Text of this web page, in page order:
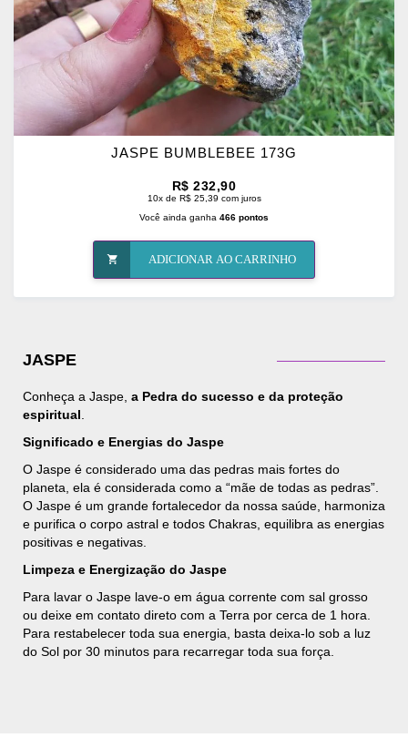
JASPE BUMBLEBEE 173G
R$ 232,90
10x de R$ 25,39 com juros
Você ainda ganha 466 pontos
ADICIONAR AO CARRINHO
JASPE
Conheça a Jaspe, a Pedra do sucesso e da proteção
espiritual.
Significado e Energias do Jaspe
O Jaspe é considerado uma das pedras mais fortes do
planeta, ela é considerada como a “mãe de todas as pedras”.
O Jaspe é um grande fortalecedor da nossa saúde, harmoniza
e purifica o corpo astral e todos Chakras, equilibra as energias
positivas e negativas.
Limpeza e Energização do Jaspe
Para lavar o Jaspe lave-o em água corrente com sal grosso
ou deixe em contato direto com a Terra por cerca de 1 hora.
Para restabelecer toda sua energia, basta deixa-lo sob a luz
do Sol por 30 minutos para recarregar toda sua força.